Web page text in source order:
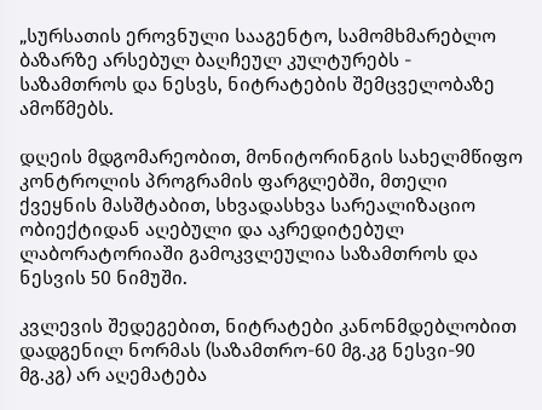
„სურსათის ეროვნული სააგენტო, სამომხმარებლო
ბაზარზე არსებულ ბაღჩეულ კულტურებს -
საზამთროს და ნესვს, ნიტრატების შემცველობაზე
ამოწმებს.
დღეის მდგომარეობით, მონიტორინგის სახელმწიფო
კონტროლის პროგრამის ფარგლებში, მთელი
ქვეყნის მასშტაბით, სხვადასხვა სარეალიზაციო
ობიექტიდან აღებული და აკრედიტებულ
ლაბორატორიაში გამოკვლეულია საზამთროს და
ნესვის 50 ნიმუში.
კვლევის შედეგებით, ნიტრატები კანონმდებლობით
დადგენილ ნორმას (საზამთრო-60 მგ.კგ ნესვი-90
მგ.კგ) არ აღემატება